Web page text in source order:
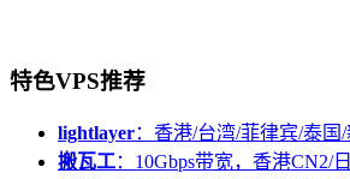
特色VPS推荐
lightlayer：香港/台湾/菲律宾/泰国
搬瓦工：10Gbps带宽，香港CN2/